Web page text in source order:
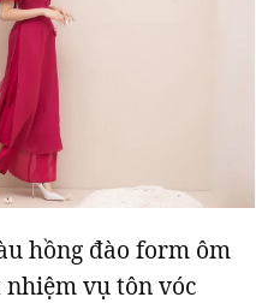
hệ quảng cáo
780 404
hồng đào form ôm
vụ tôn vóc